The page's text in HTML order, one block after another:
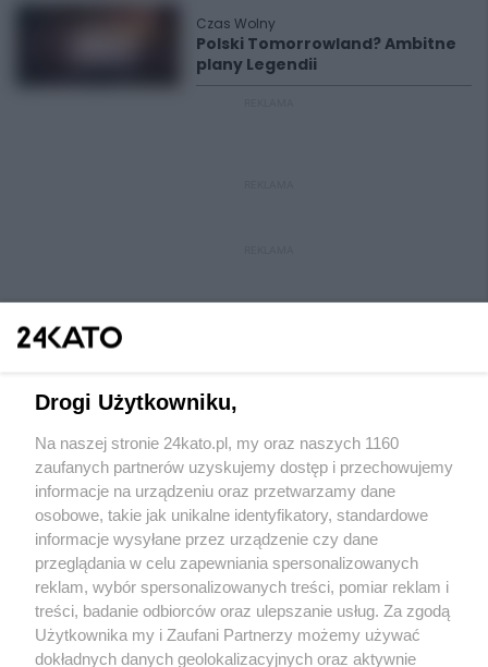
Czas Wolny
Polski Tomorrowland? Ambitne
plany Legendii
Wydawca mediów lokalnych
Nie zapomnij
zapoznać się z:
polityką prywatności regulamin korzystania z portali
Twojemiasto Skontakuj sięz nami
Drogi Użytkowniku,
Na naszej stronie 24kato.pl, my oraz naszych 1160
zaufanych partnerów uzyskujemy dostęp i przechowujemy
informacje na urządzeniu oraz przetwarzamy dane
osobowe, takie jak unikalne identyfikatory, standardowe
informacje wysyłane przez urządzenie czy dane
przeglądania w celu zapewniania spersonalizowanych
reklam, wybór spersonalizowanych treści, pomiar reklam i
treści, badanie odbiorców oraz ulepszanie usług. Za zgodą
Użytkownika my i Zaufani Partnerzy możemy używać
dokładnych danych geolokalizacyjnych oraz aktywnie